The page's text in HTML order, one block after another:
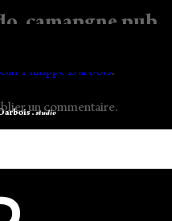
camapgne pub,
Philippe Darbois.
un commentaire.